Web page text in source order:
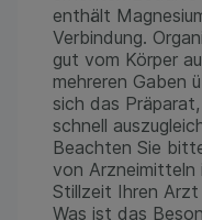
enthält
Verbindung.
gut vom Körper
mehreren Gaben
sich das
schnell
Beachten Sie
von Arzneimitteln
Stillzeit Ihren
Was ist das